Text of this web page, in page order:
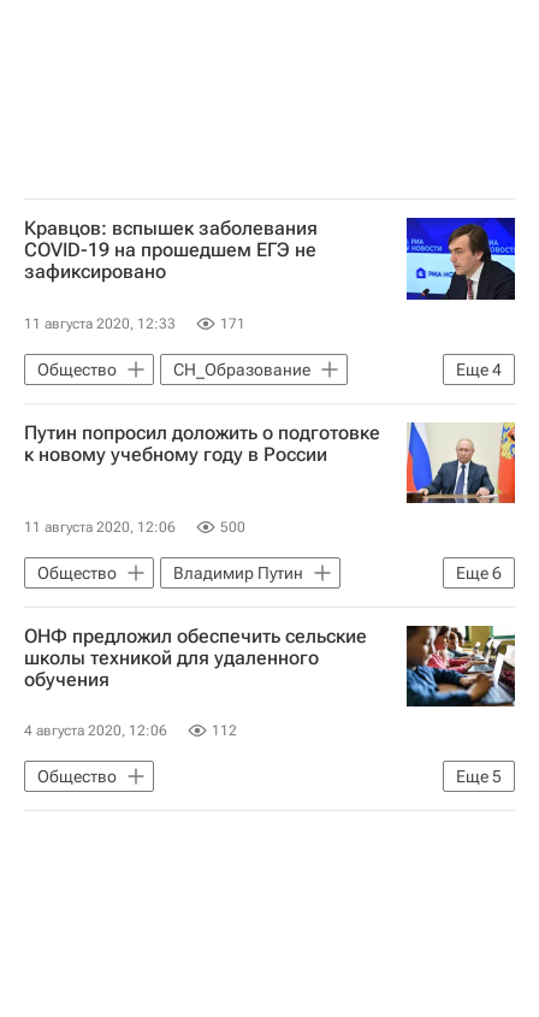
Кравцов: вспышек заболевания
COVID-19 на прошедшем ЕГЭ не
зафиксировано
11 августа 2020, 12:33 171
Еще4
Общество
СН_Образование
Сергей Кравцов
Единый государственный экзамен (ЕГЭ)
Коронавирус в России
Путин попросил доложить о подготовке
к новому учебному году в России
11 августа 2020, 12:06 500
Еще6
Общество
Владимир Путин
СН_Образование
Сергей Кравцов
Анна Попова
Социальный навигатор
Валерий Фальков
Коронавирус в России
ОНФ предложил обеспечить сельские
школы техникой для удаленного
обучения
4 августа 2020, 12:06 112
Еще5
Общество
Общероссийский народный фронт